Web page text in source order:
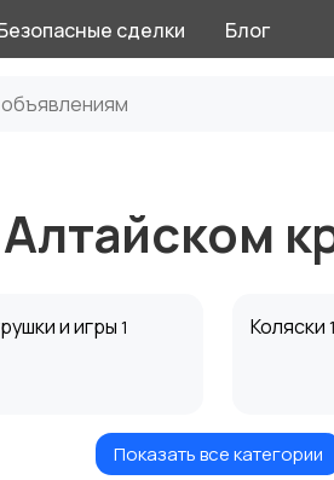
сделки Блог
и игры 1 Коляски 1
и видеоняни Товары
Показать все категории